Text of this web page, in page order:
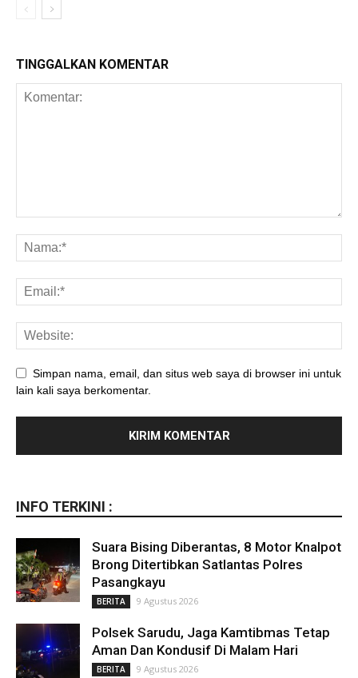
TINGGALKAN KOMENTAR
Simpan nama, email, dan situs web saya di browser ini untuk
lain kali saya berkomentar.
INFO TERKINI :
Suara Bising Diberantas, 8 Motor Knalpot
Brong Ditertibkan Satlantas Polres
Pasangkayu
BERITA 9 Agustus 2026
Polsek Sarudu, Jaga Kamtibmas Tetap
Aman Dan Kondusif Di Malam Hari
BERITA 9 Agustus 2026